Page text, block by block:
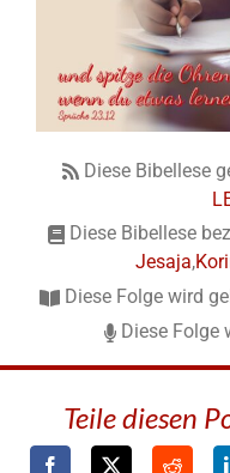
Diese Bibellese
Diese Bibellese
Jesaja,
Diese Folge wird
Diese Folge
Teile diesen